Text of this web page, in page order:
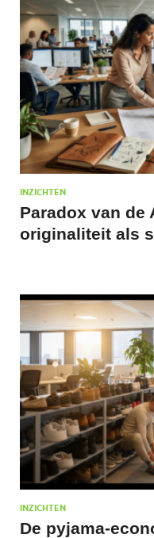
INZICHTEN
Paradox van de
originaliteit als
INZICHTEN
De pyjama-